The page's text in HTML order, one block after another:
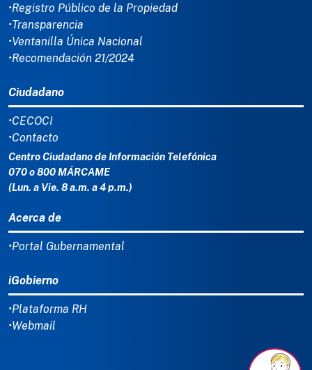
•Registro Público de la Propiedad
•Transparencia
•Ventanilla Única Nacional
•Recomendación 21/2024
Ciudadano
•CECOCI
•Contacto
Centro Ciudadano de Información Telefónica
070 o 800 MÁRCAME
(Lun. a Vie. 8 a.m. a 4 p.m.)
Acerca de
•Portal Gubernamental
iGobierno
•Plataforma RH
•Webmail